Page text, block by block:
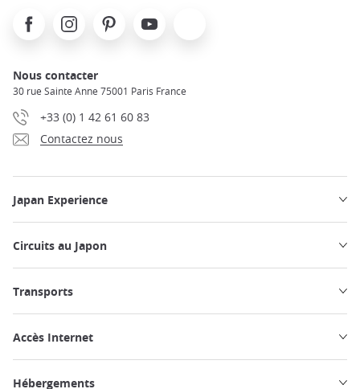
FacebookInstagramPinterest Youtube
Nous contacter
30 rue Sainte Anne 75001 Paris France
+33 (0) 1 42 61 60 83
Contactez nous
Japan Experience
Circuits au Japon
Transports
Accès Internet
Hébergements